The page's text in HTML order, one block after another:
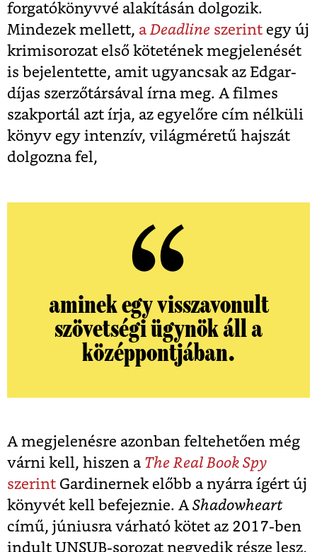
forgatókönyvvé alakításán dolgozik.
Mindezek mellett, aDeadline szerint egy új
krimisorozat első kötetének megjelenését
is bejelentette, amit ugyancsak az Edgar-
díjas szerzőtársával írna meg. A filmes
szakportál azt írja, az egyelőre cím nélküli
könyv egy intenzív, világméretű hajszát
dolgozna fel,
aminek egy visszavonult
szövetségi ügynök áll a
középpontjában.
A megjelenésre azonban feltehetően még
várni kell, hiszen a The Real Book Spy
szerint Gardinernek előbb a nyárra ígért új
könyvét kell befejeznie. A Shadowheart
című, júniusra várható kötet az 2017-ben
indult UNSUB-sorozat negyedik része lesz,